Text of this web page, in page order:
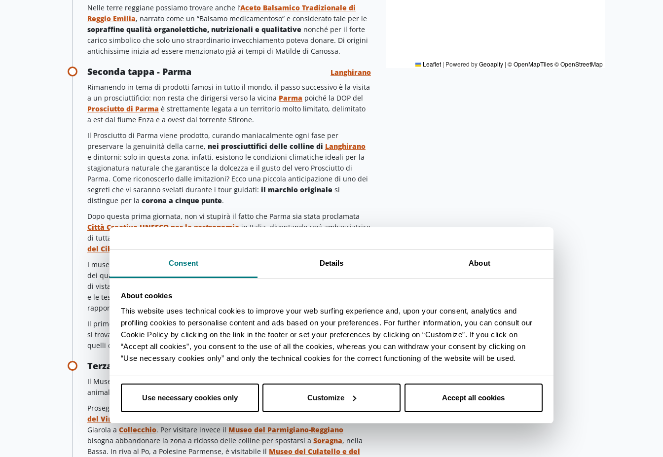
Consent Details About
About cookies
This website uses technical cookies to improve your web surfing experience and, upon your consent, analytics and
profiling cookies to personalise content and ads based on your preferences. For further information, you can consult our
Cookie Policy by clicking on the link in the footer or set your preferences by clicking on “Customize”. If you click on
“Accept all cookies”, you consent to the use of all the cookies, whereas you can withdraw your consent by clicking on
“Use necessary cookies only” and only the technical cookies for the correct functioning of the website will be used.
Use necessary cookies only Customize Accept all cookies
Nelle terre reggiane possiamo trovare anche l’Aceto Balsamico Tradizionale di
Reggio Emilia, narrato come un “Balsamo medicamentoso“ e considerato tale per le
sopraffine qualità organolettiche, nutrizionali e qualitative nonché per il forte
carico simbolico che solo uno straordinario invecchiamento poteva donare. Di origini
antichissime inizia ad essere menzionato già ai tempi di Matilde di Canossa.
Seconda tappa - Parma
Langhirano
Rimanendo in tema di prodotti famosi in tutto il mondo, il passo successivo è la visita
a un prosciuttificio: non resta che dirigersi verso la vicina Parma poiché la DOP del
Prosciutto di Parma è strettamente legata a un territorio molto limitato, delimitato
a est dal fiume Enza e a ovest dal torrente Stirone.
Il Prosciutto di Parma viene prodotto, curando maniacalmente ogni fase per
preservare la genuinità della carne, nei prosciuttifici delle colline di Langhirano
e dintorni: solo in questa zona, infatti, esistono le condizioni climatiche ideali per la
stagionatura naturale che garantisce la dolcezza e il gusto del vero Prosciutto di
Parma. Come riconoscerlo dalle imitazioni? Ecco una piccola anticipazione di uno dei
segreti che vi saranno svelati durante i tour guidati: il marchio originale si
distingue per la corona a cinque punte.
Dopo questa prima giornata, non vi stupirà il fatto che Parma sia stata proclamata
Città Creativa UNESCO per la gastronomia in Italia, diventando così ambasciatrice
di tutta la Food Valley. Gran parte di questa creatività è raccontata attraverso i
del Cibo, a cui vale la pena dedicare una giornata di questo itinerario.
I musei in totale sono
otto, dislocati in sette paesi della provincia parmense, ognuno
dei quali allestito in modo tale che il cibo possa essere raccontato da differenti punti
di vista, camminando attraverso gli antichi strumenti utilizzati durante la produzione
e le testimonianze delle abilità artigiane tramandate nei secoli, passando dal
rapporto con la comunità al territorio, ai richiami nell’arte e nella letteratura.
Il primo museo non può che essere quello dedicato al Prosciutto di Parmaperché
si trova proprio a Langhirano, punto di partenza perfetto prima di spostarsi verso
quelli dedicati aSalame di Felino, Parmigiano-Reggiano, Pasta e Pomodoro.
Terza tappa - Musei del Cibo
Il Museo delSalame di Felinosi trova, facile intuirlo, aFelino. Sì, la categoria
animale non c’entra, è il nome di un piccolo paese a pochi minuti da Langhirano.
Proseguendo nel percorso, la tappa successiva è a
Sala Baganza
del Vino
Giarola a Collecchio. Per visitare invece il Museo del Parmigiano-Reggiano
bisogna abbandonare la zona a ridosso delle colline per spostarsi a Soragna, nella
Bassa. In riva al Po, a Polesine Parmense, è visitabile il Museo del Culatello e del
Leaflet | Powered byGeoapify | © OpenMapTiles© OpenStreetMap